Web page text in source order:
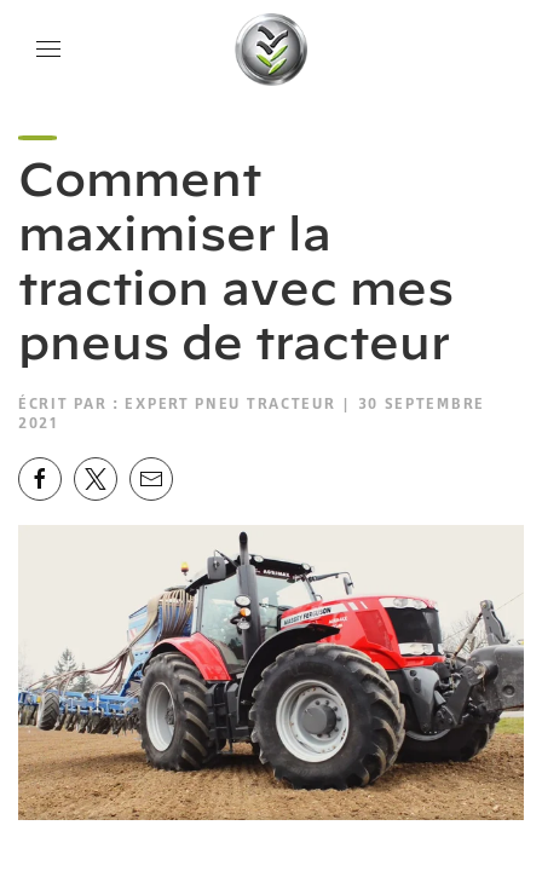
Comment
maximiser la
traction avec mes
pneus de tracteur
ÉCRIT PAR : EXPERT PNEU TRACTEUR | 30 SEPTEMBRE
2021